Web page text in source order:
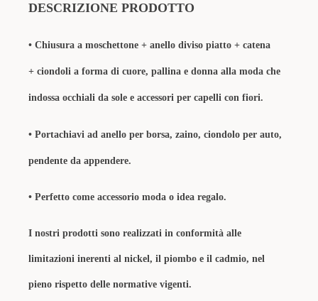
DESCRIZIONE PRODOTTO
• Chiusura a moschettone + anello diviso piatto + catena
+ ciondoli a forma di cuore, pallina e donna alla moda che
indossa occhiali da sole e accessori per capelli con fiori.
• Portachiavi ad anello per borsa, zaino, ciondolo per auto,
pendente da appendere.
• Perfetto come accessorio moda o idea regalo.
I nostri prodotti sono realizzati in conformità alle
limitazioni inerenti al nickel, il piombo e il cadmio, nel
pieno rispetto delle normative vigenti.